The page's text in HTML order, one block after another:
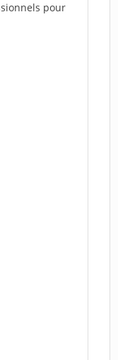
pour